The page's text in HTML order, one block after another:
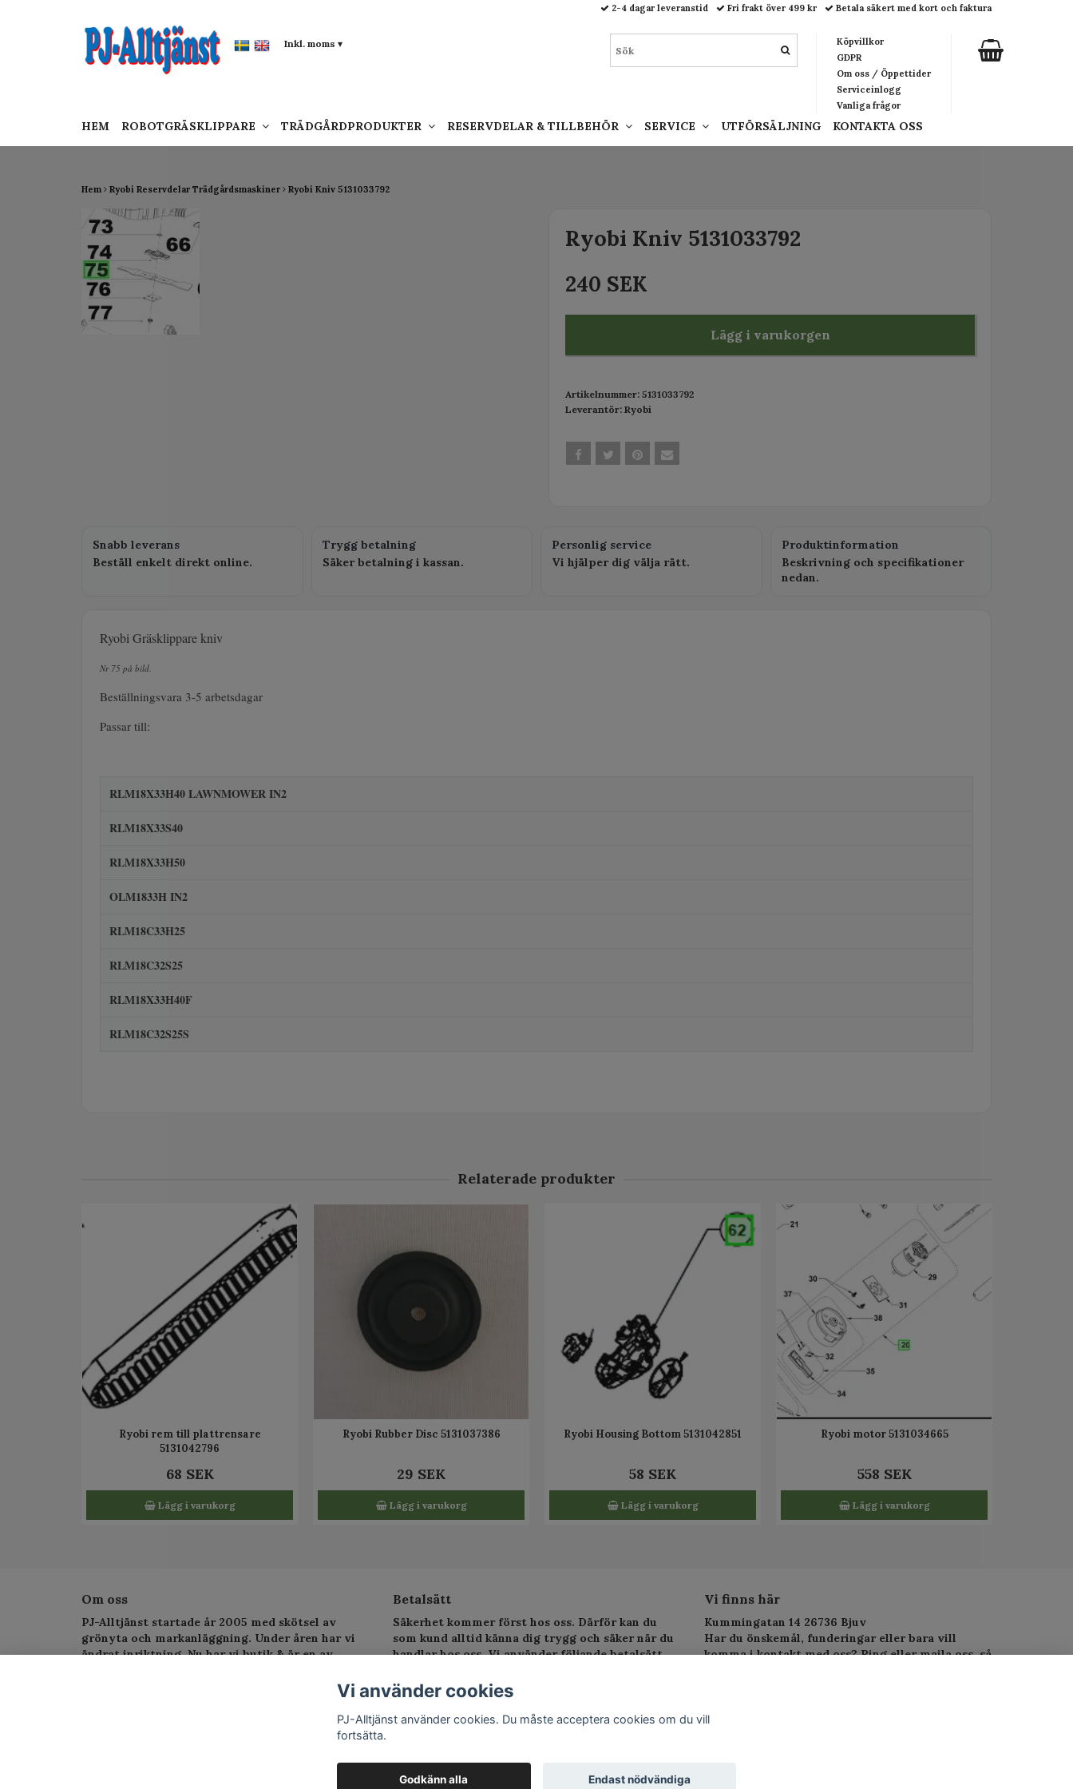
Hem Ryobi Reservdelar Trädgårdsmaskiner Ryobi Kniv 5131033792
Ryobi Kniv 5131033792
240 SEK
Lägg i varukorgen
Artikelnummer: 5131033792
Leverantör: Ryobi
Snabb leverans
Beställ enkelt direkt online.
Trygg betalning
Säker betalning i kassan.
Personlig service
Vi hjälper dig välja rätt.
Produktinformation
Beskrivning och specifikationer
nedan.
Ryobi Gräsklippare kniv
Nr 75 på bild.
Beställningsvara 3-5 arbetsdagar
Passar till:
RLM18X33H40 LAWNMOWER IN2
RLM18X33S40
RLM18X33H50
OLM1833H IN2
RLM18C33H25
RLM18C32S25
RLM18X33H40F
RLM18C32S25S
Relaterade produkter
Ryobi rem till plattrensare
5131042796
68 SEK
Lägg i varukorg
Ryobi Rubber Disc 5131037386
29 SEK
Lägg i varukorg
Ryobi Housing Bottom 5131042851
58 SEK
Lägg i varukorg
Ryobi motor 5131034665
558 SEK
Lägg i varukorg
Om oss
PJ-Alltjänst startade år 2005 med skötsel av
grönyta och markanläggning. Under åren har vi
ändrat inriktning. Nu har vi butik & är en av
Betalsätt
Säkerhet kommer först hos oss. Därför kan du
som kund alltid känna dig trygg och säker när du
handlar hos oss. Vi använder följande betalsätt.
Vi finns här
Kummingatan 14 26736 Bjuv
Har du önskemål, funderingar eller bara vill
komma i kontakt med oss? Ring eller maila oss, så
Vi använder cookies
PJ-Alltjänst använder cookies. Du måste acceptera cookies om du vill
fortsätta.
Godkänn alla Endast nödvändiga
Inkl. moms ▾
2-4 dagar leveranstid Fri frakt över 499 kr Betala säkert med kort och faktura
Köpvillkor
GDPR
Om oss / Öppettider
Serviceinlogg
Vanliga frågor
HEM ROBOTGRÄSKLIPPARE TRÄDGÅRDPRODUKTER RESERVDELAR & TILLBEHÖR SERVICE UTFÖRSÄLJNING KONTAKTA OSS